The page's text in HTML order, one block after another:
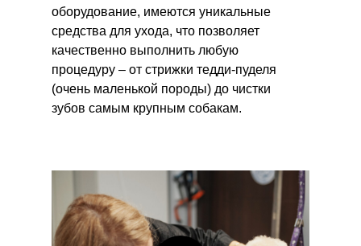
оборудование, имеются уникальные
средства для ухода, что позволяет
качественно выполнить любую
процедуру – от стрижки тедди-пуделя
(очень маленькой породы) до чистки
зубов самым крупным собакам.